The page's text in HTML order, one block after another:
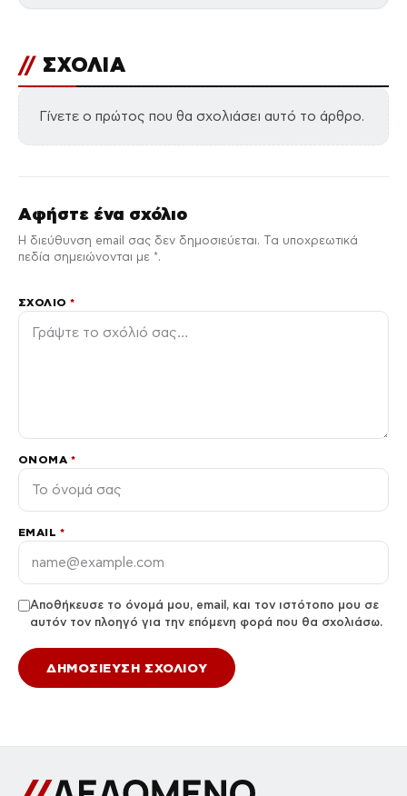
// ΣΧΟΛΙΑ
Γίνετε ο πρώτος που θα σχολιάσει αυτό το άρθρο.
Αφήστε ένα σχόλιο
Η διεύθυνση email σας δεν δημοσιεύεται. Τα υποχρεωτικά
πεδία σημειώνονται με *.
ΣΧΌΛΙΟ*
ΌΝΟΜΑ *
EMAIL *
Αποθήκευσε το όνομά μου, email, και τον ιστότοπο μου σε
αυτόν τον πλοηγό για την επόμενη φορά που θα σχολιάσω.